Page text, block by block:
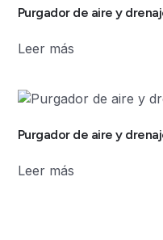
Purgador de aire y
Leer más
Purgador de aire y
Leer más